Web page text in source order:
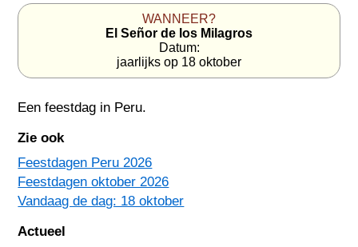
WANNEER?
El Señor de los Milagros
Datum:
jaarlijks op 18 oktober
Een feestdag in Peru.
Zie ook
Feestdagen Peru 2026
Feestdagen oktober 2026
Vandaag de dag: 18 oktober
Actueel